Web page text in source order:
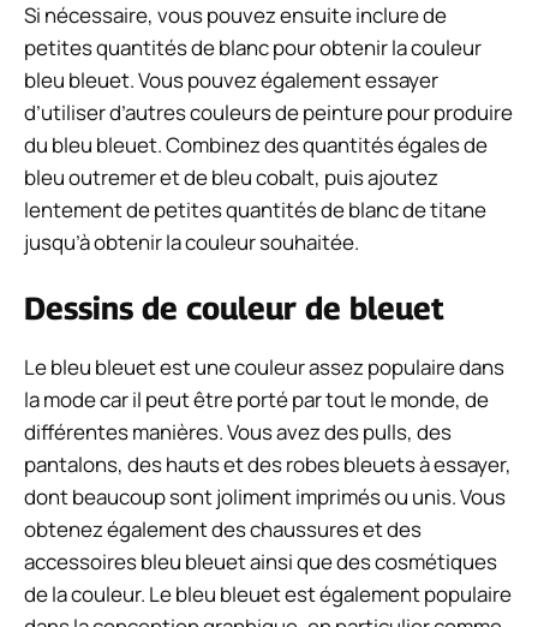
Si nécessaire, vous pouvez ensuite inclure de
petites quantités de blanc pour obtenir la couleur
bleu bleuet. Vous pouvez également essayer
d’utiliser d’autres couleurs de peinture pour produire
du bleu bleuet. Combinez des quantités égales de
bleu outremer et de bleu cobalt, puis ajoutez
lentement de petites quantités de blanc de titane
jusqu’à obtenir la couleur souhaitée.
Dessins de couleur de bleuet
Le bleu bleuet est une couleur assez populaire dans
la mode car il peut être porté par tout le monde, de
différentes manières. Vous avez des pulls, des
pantalons, des hauts et des robes bleuets à essayer,
dont beaucoup sont joliment imprimés ou unis. Vous
obtenez également des chaussures et des
accessoires bleu bleuet ainsi que des cosmétiques
de la couleur. Le bleu bleuet est également populaire